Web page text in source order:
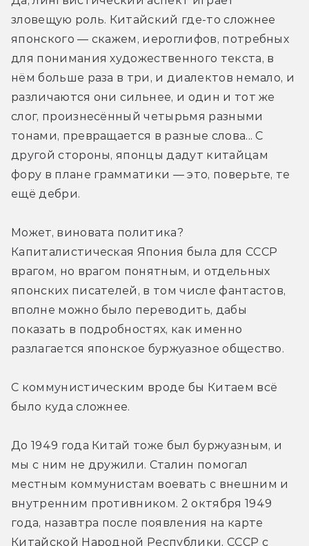
зловещую роль. Китайский где-то сложнее
японского — скажем, иероглифов, потребных
для понимания художественного текста, в
нём больше раза в три, и диалектов немало, и
различаются они сильнее, и один и тот же
слог, произнесённый четырьмя разными
тонами, превращается в разные слова... С
другой стороны, японцы дадут китайцам
фору в плане грамматики — это, поверьте, те
ещё дебри.
Может, виновата политика?
Капиталистическая Япония была для СССР
врагом, но врагом понятным, и отдельных
японских писателей, в том числе фантастов,
вполне можно было переводить, дабы
показать в подробностях, как именно
разлагается японское буржуазное общество.
С коммунистическим вроде бы Китаем всё
было куда сложнее.
До 1949 года Китай тоже был буржуазным, и
мы с ним не дружили. Сталин помогал
местным коммунистам воевать с внешним и
внутренним противником. 2 октября 1949
года, назавтра после появления на карте
Китайской Народной Республики, СССР с